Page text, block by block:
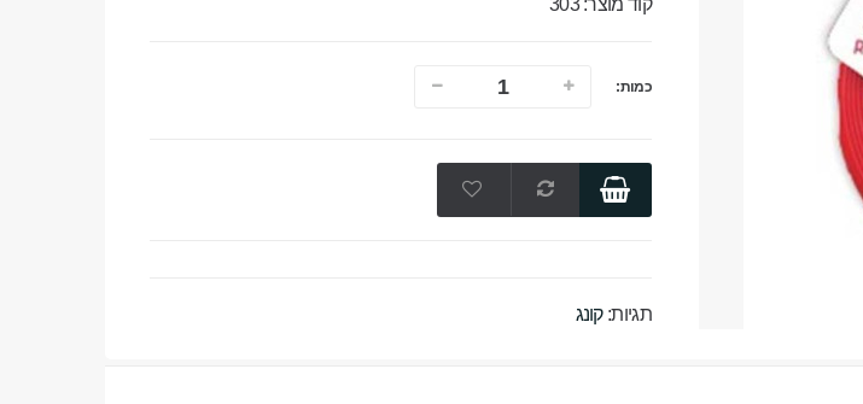
קוד מוצר: 303
כמות:
תגיות:קונג